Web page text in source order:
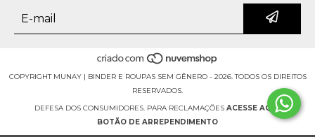
COPYRIGHT MUNAY | BINDER E ROUPAS SEM GÊNERO - 2026. TODOS OS DIREITOS
RESERVADOS.
DEFESA DOS CONSUMIDORES. PARA RECLAMAÇÕES ACESSE AQUI.
BOTÃO DE ARREPENDIMENTO